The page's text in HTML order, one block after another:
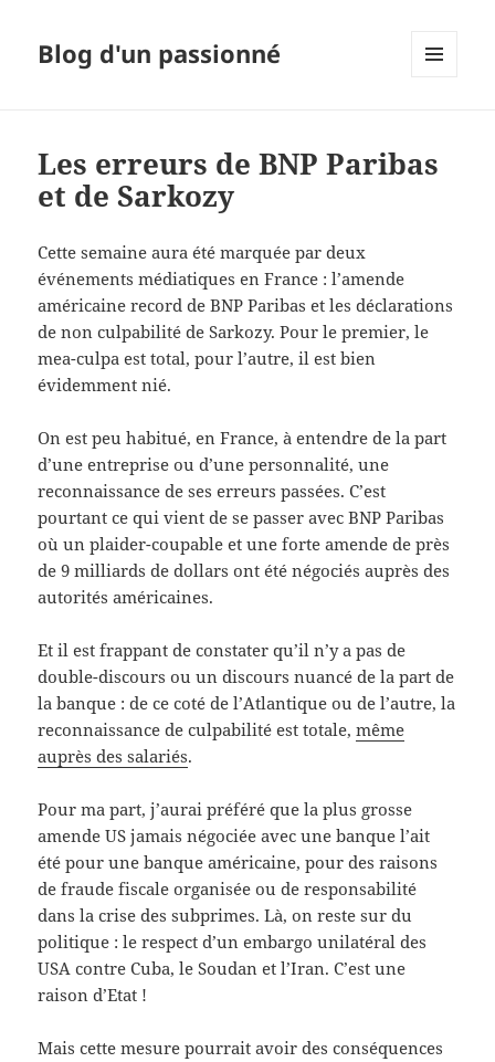
Blog d'un passionné
Les erreurs de BNP Paribas
et de Sarkozy
Cette semaine aura été marquée par deux
événements médiatiques en France : l’amende
américaine record de BNP Paribas et les déclarations
de non culpabilité de Sarkozy. Pour le premier, le
mea-culpa est total, pour l’autre, il est bien
évidemment nié.
On est peu habitué, en France, à entendre de la part
d’une entreprise ou d’une personnalité, une
reconnaissance de ses erreurs passées. C’est
pourtant ce qui vient de se passer avec BNP Paribas
où un plaider-coupable et une forte amende de près
de 9 milliards de dollars ont été négociés auprès des
autorités américaines.
Et il est frappant de constater qu’il n’y a pas de
double-discours ou un discours nuancé de la part de
la banque : de ce coté de l’Atlantique ou de l’autre, la
reconnaissance de culpabilité est totale,même
auprès des salariés.
Pour ma part, j’aurai préféré que la plus grosse
amende US jamais négociée avec une banque l’ait
été pour une banque américaine, pour des raisons
de fraude fiscale organisée ou de responsabilité
dans la crise des subprimes. Là, on reste sur du
politique : le respect d’un embargo unilatéral des
USA contre Cuba, le Soudan et l’Iran. C’est une
raison d’Etat !
Mais cette mesure pourrait avoir des conséquences